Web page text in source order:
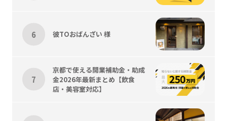
彼TOおばんざい 様
京都で使える開業補助金・助成
金2026年最新まとめ【飲食
店・美容室対応】